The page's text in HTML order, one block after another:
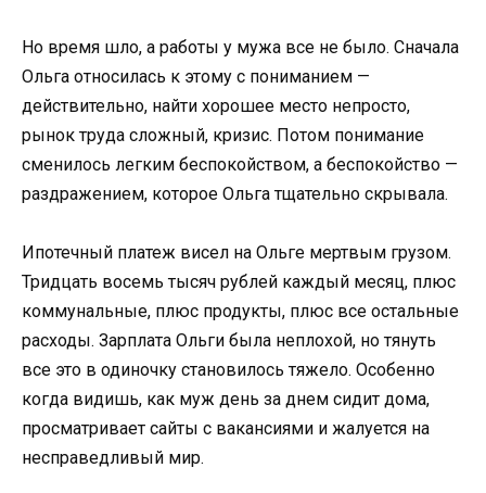
Но время шло, а работы у мужа все не было. Сначала
Ольга относилась к этому с пониманием —
действительно, найти хорошее место непросто,
рынок труда сложный, кризис. Потом понимание
сменилось легким беспокойством, а беспокойство —
раздражением, которое Ольга тщательно скрывала.
Ипотечный платеж висел на Ольге мертвым грузом.
Тридцать восемь тысяч рублей каждый месяц, плюс
коммунальные, плюс продукты, плюс все остальные
расходы. Зарплата Ольги была неплохой, но тянуть
все это в одиночку становилось тяжело. Особенно
когда видишь, как муж день за днем сидит дома,
просматривает сайты с вакансиями и жалуется на
несправедливый мир.